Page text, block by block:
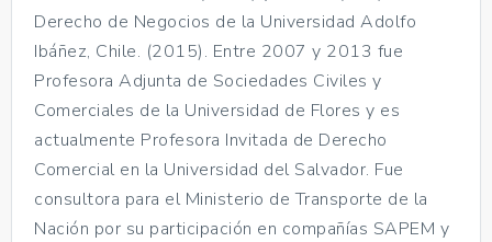
Derecho de Negocios de la Universidad Adolfo
Ibáñez, Chile. (2015). Entre 2007 y 2013 fue
Profesora Adjunta de Sociedades Civiles y
Comerciales de la Universidad de Flores y es
actualmente Profesora Invitada de Derecho
Comercial en la Universidad del Salvador. Fue
consultora para el Ministerio de Transporte de la
Nación por su participación en compañías SAPEM y